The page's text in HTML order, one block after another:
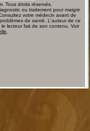
Tous droits réservés.
ou traitement pour maigrir.
votre médecin avant de
de santé. L'auteur de ce
lecteur fait de son contenu. Voir